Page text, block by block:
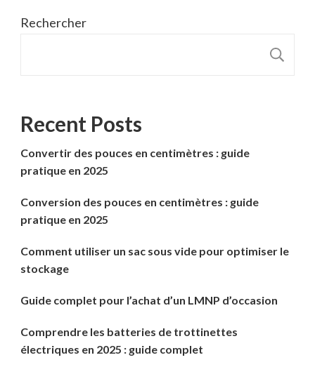
Rechercher
Recent Posts
Convertir des pouces en centimètres : guide
pratique en 2025
Conversion des pouces en centimètres : guide
pratique en 2025
Comment utiliser un sac sous vide pour optimiser le
stockage
Guide complet pour l’achat d’un LMNP d’occasion
Comprendre les batteries de trottinettes
électriques en 2025 : guide complet